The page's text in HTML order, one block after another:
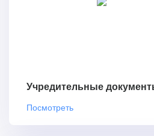
Учредительные
Посмотреть